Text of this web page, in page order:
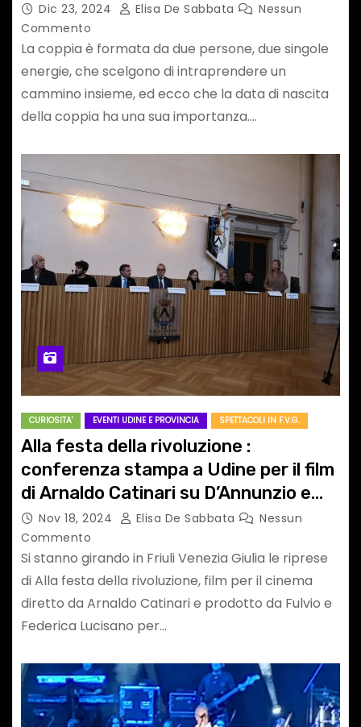
Dic 23, 2024 Elisa De Sabbata
Nessun
Commento
La coppia è formata da due persone, due singole
energie, che scelgono di intraprendere un
cammino insieme, ed ecco che la data di nascita
della coppia ha una sua importanza.…
CURIOSITA' EVENTI UDINE E PROVINCIA SPETTACOLI IN F.V.G.
Alla festa della rivoluzione :
conferenza stampa a Udine per il film
di Arnaldo Catinari su D’Annunzio e
Fiume, con Riccardo Scamarcio
Nov 18, 2024 Elisa De Sabbata
Nessun
Commento
Si stanno girando in Friuli Venezia Giulia le riprese
di Alla festa della rivoluzione, film per il cinema
diretto da Arnaldo Catinari e prodotto da Fulvio e
Federica Lucisano per…